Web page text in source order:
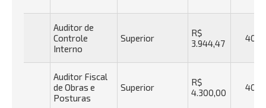
Auditor de
Controle
Interno
Superior
R$
3.944,47
40h
Auditor Fiscal
de Obras e
Posturas
Superior
R$
4.300,00
40h